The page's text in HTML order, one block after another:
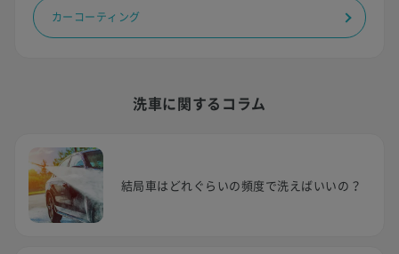
カーコーティング
洗車に関するコラム
結局車はどれぐらいの頻度で洗えばいいの？